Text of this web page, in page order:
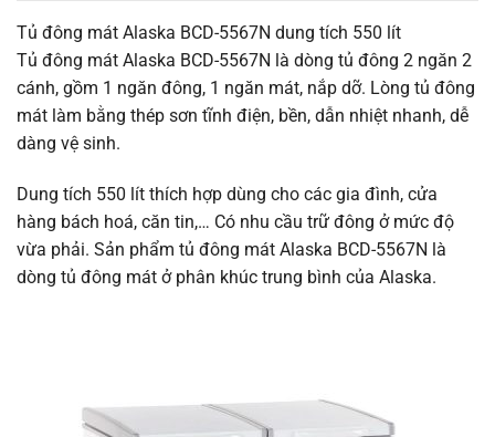
Tủ đông mát Alaska BCD-5567N dung tích 550 lít
Tủ đông mát Alaska BCD-5567N là dòng tủ đông 2 ngăn 2
cánh, gồm 1 ngăn đông, 1 ngăn mát, nắp dỡ. Lòng tủ đông
mát làm bằng thép sơn tĩnh điện, bền, dẫn nhiệt nhanh, dễ
dàng vệ sinh.
Dung tích 550 lít thích hợp dùng cho các gia đình, cửa
hàng bách hoá, căn tin,… Có nhu cầu trữ đông ở mức độ
vừa phải. Sản phẩm tủ đông mát Alaska BCD-5567N là
dòng tủ đông mát ở phân khúc trung bình của Alaska.